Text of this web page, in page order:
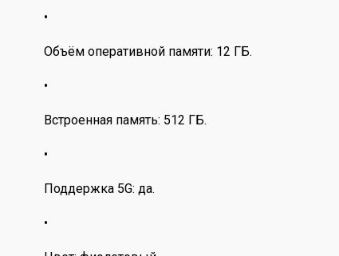
•
Объём оперативной памяти: 12 ГБ.
•
Встроенная память: 512 ГБ.
•
Поддержка 5G: да.
•